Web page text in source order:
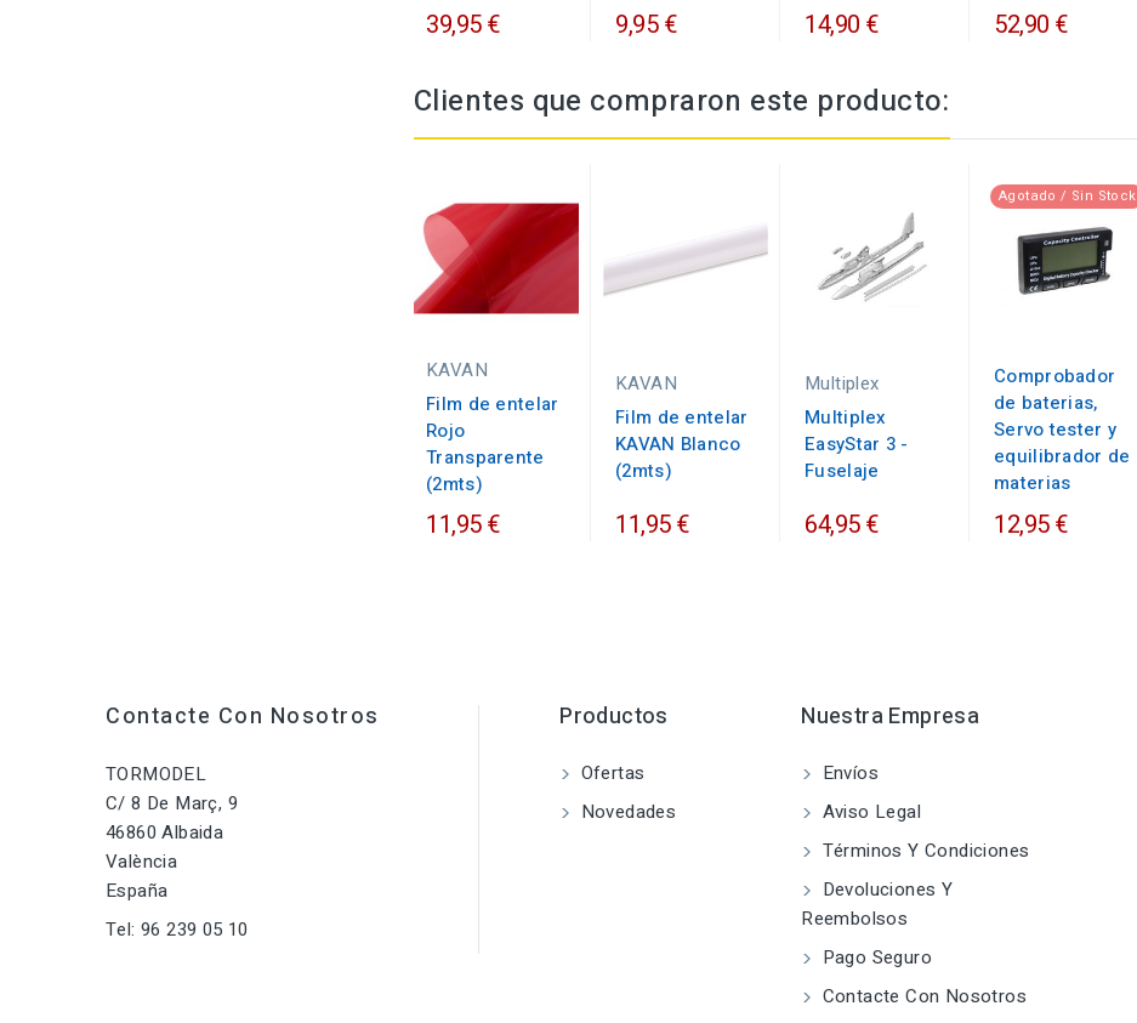
39,95 € 9,95 € 14,90 € 52,90 €
Clientes que compraron este producto:
KAVAN
Film de entelar
Rojo
Transparente
(2mts)
11,95 €
KAVAN
Film de entelar
KAVAN Blanco
(2mts)
11,95 €
Multiplex
Multiplex
EasyStar 3 -
Fuselaje
64,95 €
Agotado / Sin Stock
Comprobador
de baterias,
Servo tester y
equilibrador de
materias
12,95 €
Contacte Con Nosotros
TORMODEL
C/ 8 De Març, 9
46860 Albaida
València
España
Tel: 96 239 05 10
Productos
Ofertas
Novedades
Nuestra Empresa
Envíos
Aviso Legal
Términos Y Condiciones
Devoluciones Y
Reembolsos
Pago Seguro
Contacte Con Nosotros